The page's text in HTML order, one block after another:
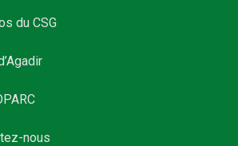
du CSG
nous